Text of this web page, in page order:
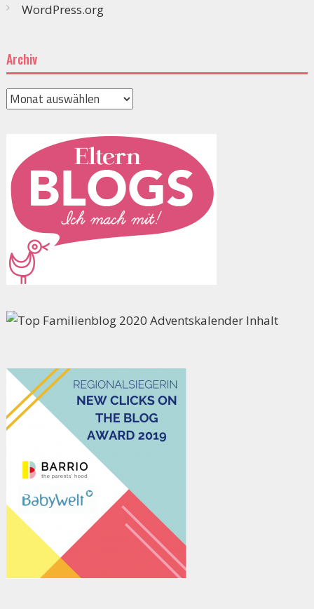
WordPress.org
Archiv
Archiv